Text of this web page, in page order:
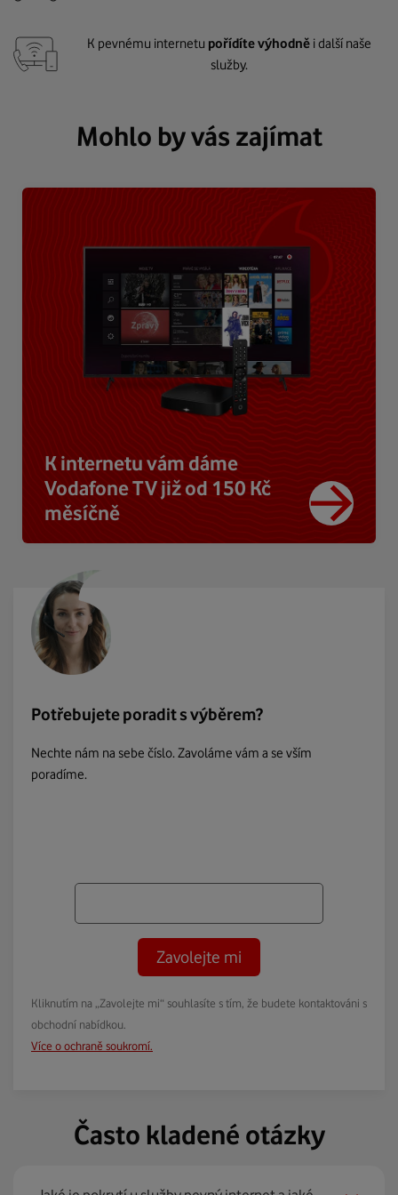
K pevnému internetu pořídíte výhodně i další naše
služby.
Mohlo by vás zajímat
K internetu vám dáme
Vodafone TV již od 150 Kč
měsíčně
Potřebujete poradit s výběrem?
Nechte nám na sebe číslo. Zavoláme vám a se vším
poradíme.
Zavolejte mi
Kliknutím na „Zavolejte mi“ souhlasíte s tím, že budete kontaktováni s
obchodní nabídkou.
Více o ochraně soukromí.
Často kladené otázky